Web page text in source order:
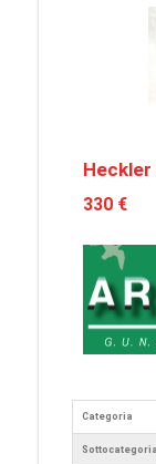
Heckler
330 €
Categoria
Sottocategoria